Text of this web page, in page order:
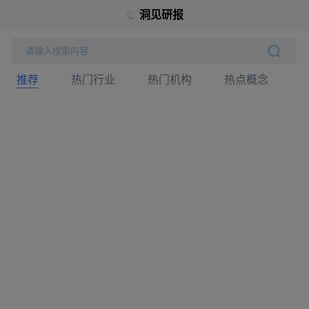
洞见研报
请输入搜索内容
推荐 热门行业 热门机构 热点概念